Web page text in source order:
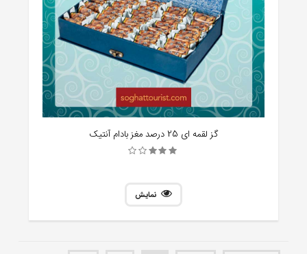
گز لقمه ای 25 درصد مغز بادام آنتیک
نمایش